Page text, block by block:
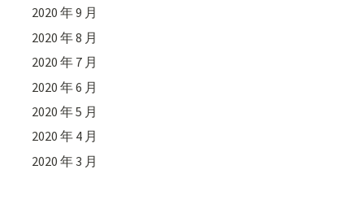
2020 年 9 月
2020 年 8 月
2020 年 7 月
2020 年 6 月
2020 年 5 月
2020 年 4 月
2020 年 3 月